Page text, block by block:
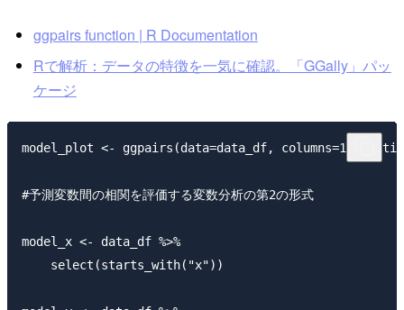
ggpairs function | R Documentation
Rで解析：データの特徴を一気に確認。「GGally」パッ
ケージ
model_plot <- ggpairs(data=data_df, columns=1:11,
#予測変数間の相関を評価する変数分析の第2の形式
model_x <- data_df %>%
    select(starts_with("x"))